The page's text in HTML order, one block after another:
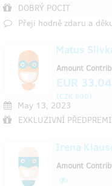
DOBRÝ POCIT
Přeji hodně zdaru a
Matus
May 13, 2023
EXKLUZIVNÍ
Amount
EUR 33.04
(CZK 800)
Irena
Amount